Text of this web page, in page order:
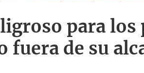
para los
fuera de su